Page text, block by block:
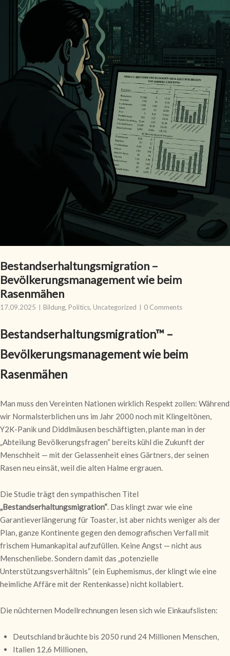
Bestandserhaltungsmigration –
Bevölkerungsmanagement wie beim
Rasenmähen
17.09.2025 Bildung, Politics, Uncategorized 0 Comments
Bestandserhaltungsmigration™ –
Bevölkerungsmanagement wie beim
Rasenmähen
Man muss den Vereinten Nationen wirklich Respekt zollen: Während
wir Normalsterblichen uns im Jahr 2000 noch mit Klingeltönen,
Y2K-Panik und Diddlmäusen beschäftigten, plante man in der
„Abteilung Bevölkerungsfragen“ bereits kühl die Zukunft der
Menschheit — mit der Gelassenheit eines Gärtners, der seinen
Rasen neu einsät, weil die alten Halme ergrauen.
Die Studie trägt den sympathischen Titel
„Bestandserhaltungsmigration“. Das klingt zwar wie eine
Garantieverlängerung für Toaster, ist aber nichts weniger als der
Plan, ganze Kontinente gegen den demografischen Verfall mit
frischem Humankapital aufzufüllen. Keine Angst — nicht aus
Menschenliebe. Sondern damit das „potenzielle
Unterstützungsverhältnis“ (ein Euphemismus, der klingt wie eine
heimliche Affäre mit der Rentenkasse) nicht kollabiert.
Die nüchternen Modellrechnungen lesen sich wie Einkaufslisten:
Deutschland bräuchte bis 2050 rund 24 Millionen Menschen,
Italien 12,6 Millionen,